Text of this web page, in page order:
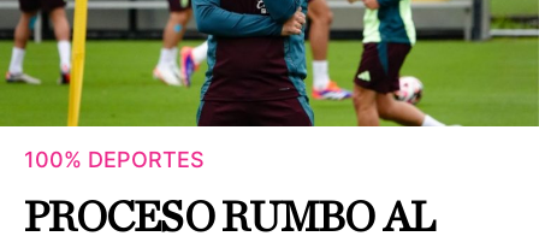
100% DEPORTES
PROCESO RUMBO AL